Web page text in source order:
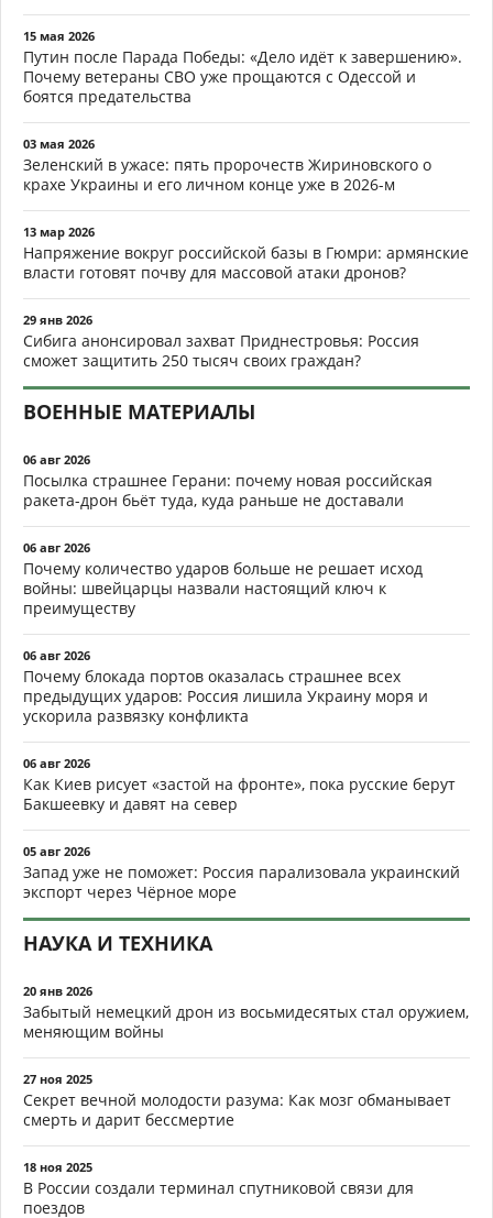
15 мая 2026
Путин после Парада Победы: «Дело идёт к завершению».
Почему ветераны СВО уже прощаются с Одессой и
боятся предательства
03 мая 2026
Зеленский в ужасе: пять пророчеств Жириновского о
крахе Украины и его личном конце уже в 2026-м
13 мар 2026
Напряжение вокруг российской базы в Гюмри: армянские
власти готовят почву для массовой атаки дронов?
29 янв 2026
Сибига анонсировал захват Приднестровья: Россия
сможет защитить 250 тысяч своих граждан?
ВОЕННЫЕ МАТЕРИАЛЫ
06 авг 2026
Посылка страшнее Герани: почему новая российская
ракета-дрон бьёт туда, куда раньше не доставали
06 авг 2026
Почему количество ударов больше не решает исход
войны: швейцарцы назвали настоящий ключ к
преимуществу
06 авг 2026
Почему блокада портов оказалась страшнее всех
предыдущих ударов: Россия лишила Украину моря и
ускорила развязку конфликта
06 авг 2026
Как Киев рисует «застой на фронте», пока русские берут
Бакшеевку и давят на север
05 авг 2026
Запад уже не поможет: Россия парализовала украинский
экспорт через Чёрное море
НАУКА И ТЕХНИКА
20 янв 2026
Забытый немецкий дрон из восьмидесятых стал оружием,
меняющим войны
27 ноя 2025
Секрет вечной молодости разума: Как мозг обманывает
смерть и дарит бессмертие
18 ноя 2025
В России создали терминал спутниковой связи для
поездов